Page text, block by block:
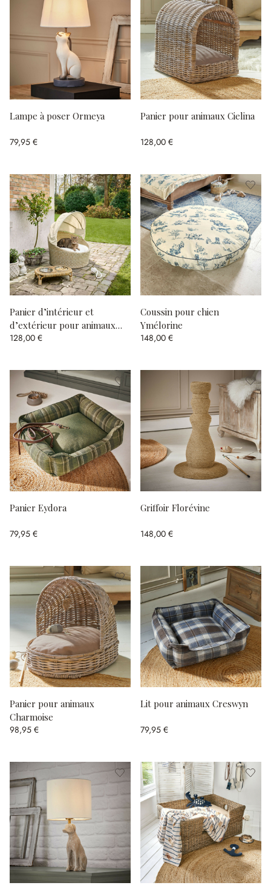
Lampe à poser Ormeya
79,95 €
Panier pour animaux Cielina
128,00 €
Panier d’intérieur et
d’extérieur pour animaux
Brinelza
128,00 €
Coussin pour chien
Ymélorine
148,00 €
Panier Eydora
79,95 €
Griffoir Florévine
148,00 €
Panier pour animaux
Charmoise
98,95 €
Lit pour animaux Creswyn
79,95 €